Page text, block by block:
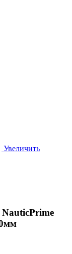
Увеличить